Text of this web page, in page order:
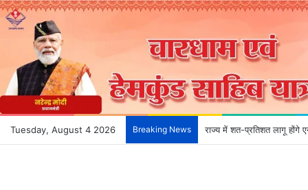
Tuesday, August 4 2026 Breaking News देहरादून के भविष्य को आकार देने